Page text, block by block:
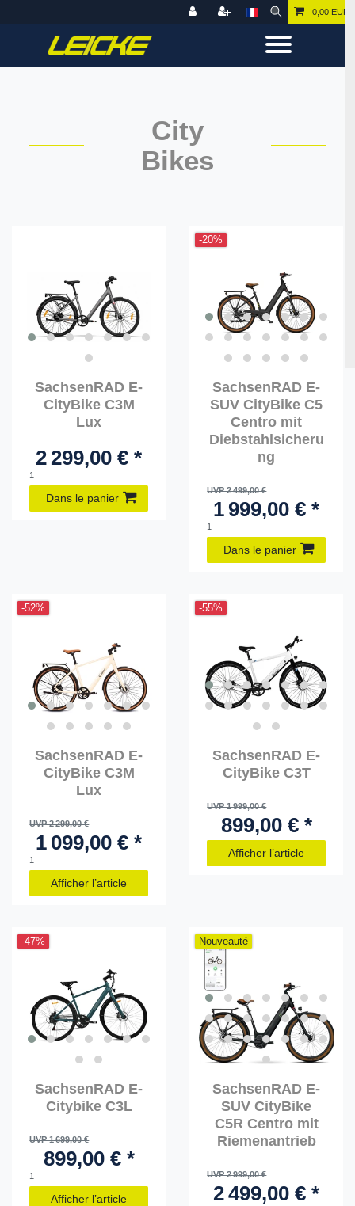
0,00 EUR
City
Bikes
SachsenRAD E-
CityBike C3M
Lux
2 299,00 € *
1
Dans le panier
-20%
SachsenRAD E-
SUV CityBike C5
Centro mit
Diebstahlsicheru
ng
UVP 2 499,00 €
1 999,00 € *
1
Dans le panier
-52%
SachsenRAD E-
CityBike C3M
Lux
UVP 2 299,00 €
1 099,00 € *
1
Afficher l’article
-55%
SachsenRAD E-
CityBike C3T
UVP 1 999,00 €
899,00 € *
Afficher l’article
-47%
SachsenRAD E-
Citybike C3L
UVP 1 699,00 €
899,00 € *
1
Afficher l’article
Nouveauté
SachsenRAD E-
SUV CityBike
C5R Centro mit
Riemenantrieb
UVP 2 999,00 €
2 499,00 € *